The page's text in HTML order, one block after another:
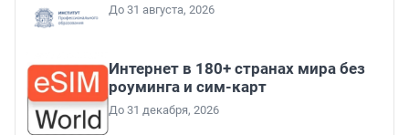
До 31 августа, 2026
Интернет в 180+ странах мира без
роуминга и сим-карт
До 31 декабря, 2026